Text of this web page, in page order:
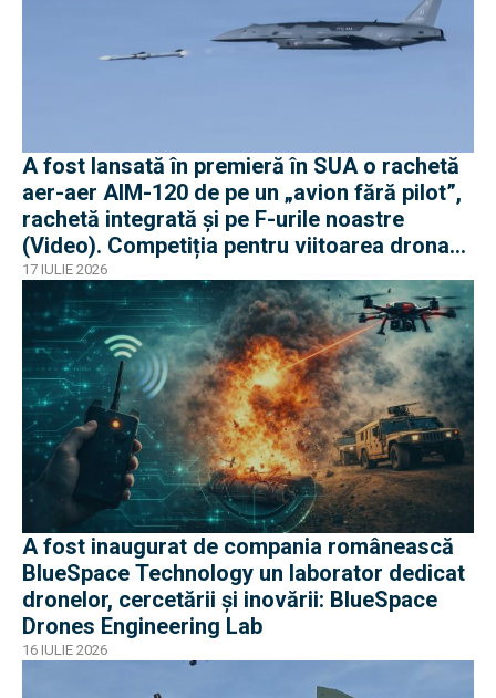
A fost lansată în premieră în SUA o rachetă
aer-aer AIM-120 de pe un „avion fără pilot”,
rachetă integrată și pe F-urile noastre
(Video). Competiția pentru viitoarea drona
„loyal wing” e acerbă
17 IULIE 2026
A fost inaugurat de compania românească
BlueSpace Technology un laborator dedicat
dronelor, cercetării și inovării: BlueSpace
Drones Engineering Lab
16 IULIE 2026